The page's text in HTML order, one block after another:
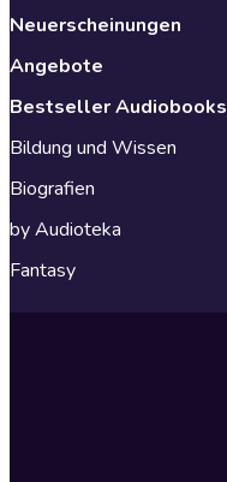
Neuerscheinungen
Angebote
Bestseller Audiobooks
Bildung und Wissen
Biografien
by Audioteka
Fantasy